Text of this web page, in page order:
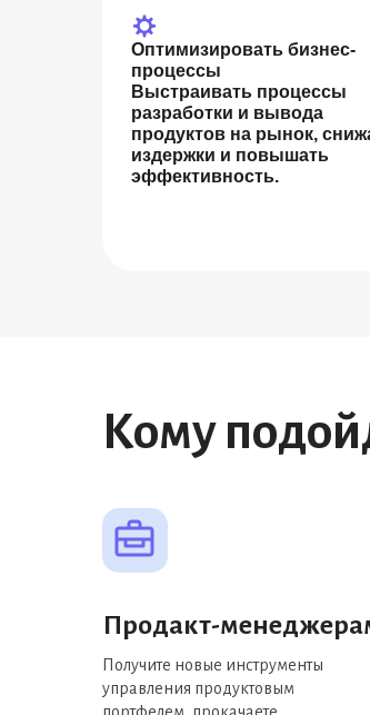
Оптимизировать бизнес-
процессы
Выстраивать процессы
разработки и вывода
продуктов на рынок,
издержки и повышать
эффективность.
Кому
Продакт-
Получите новые инструменты
управления продуктовым